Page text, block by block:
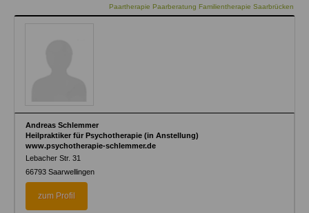
Paartherapie Paarberatung Familientherapie Saarbrücken
Andreas Schlemmer
Heilpraktiker für Psychotherapie (in Anstellung)
www.psychotherapie-schlemmer.de
Lebacher Str. 31
66793 Saarwellingen
zum Profil